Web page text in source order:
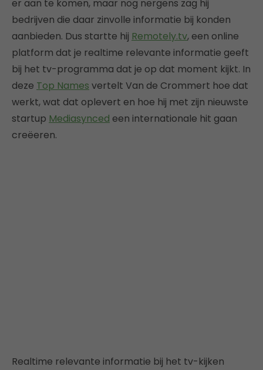
er aan te komen, maar nog nergens zag hij
bedrijven die daar zinvolle informatie bij konden
aanbieden. Dus startte hij Remotely.tv, een online
platform dat je realtime relevante informatie geeft
bij het tv-programma dat je op dat moment kijkt. In
deze Top Names vertelt Van de Crommert hoe dat
werkt, wat dat oplevert en hoe hij met zijn nieuwste
startup Mediasynced een internationale hit gaan
creëeren.
Realtime relevante informatie bij het tv-kijken